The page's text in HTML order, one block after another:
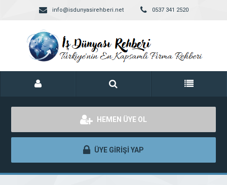
info@isdunyasirehberi.net 0537 341 2520
HEMEN ÜYE OL
ÜYE GİRİŞİ YAP